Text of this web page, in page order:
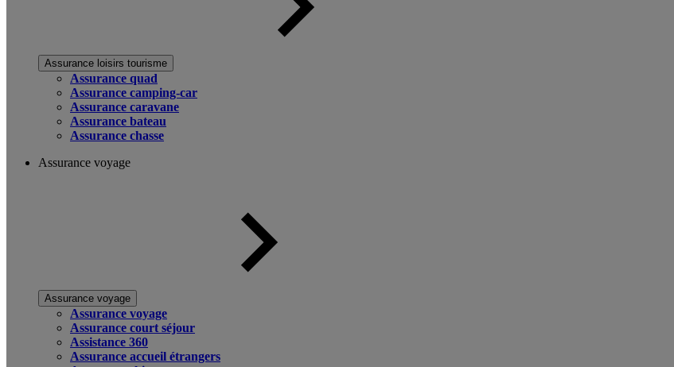
Assurance loisirs tourisme
Assurance quad
Assurance camping-car
Assurance caravane
Assurance bateau
Assurance chasse
Assurance voyage
Assurance voyage
Assurance voyage
Assurance court séjour
Assistance 360
Assurance accueil étrangers